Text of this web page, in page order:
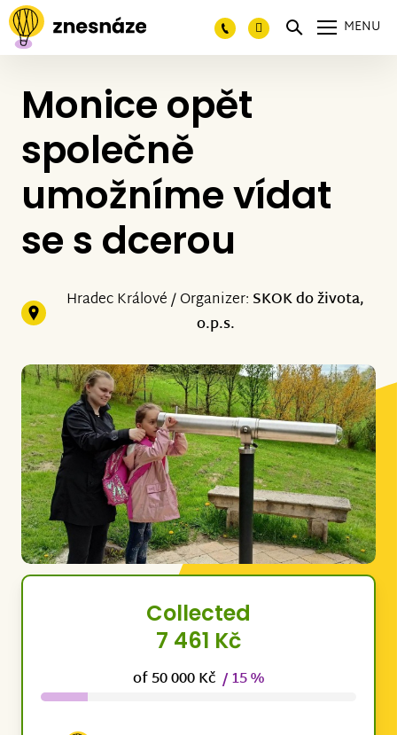
MENU
Monice opět
společně
umožníme vídat
se s dcerou
Hradec Králové / Organizer: SKOK do života,
o.p.s.
Collected
7 461 Kč
of 50 000 Kč / 15 %